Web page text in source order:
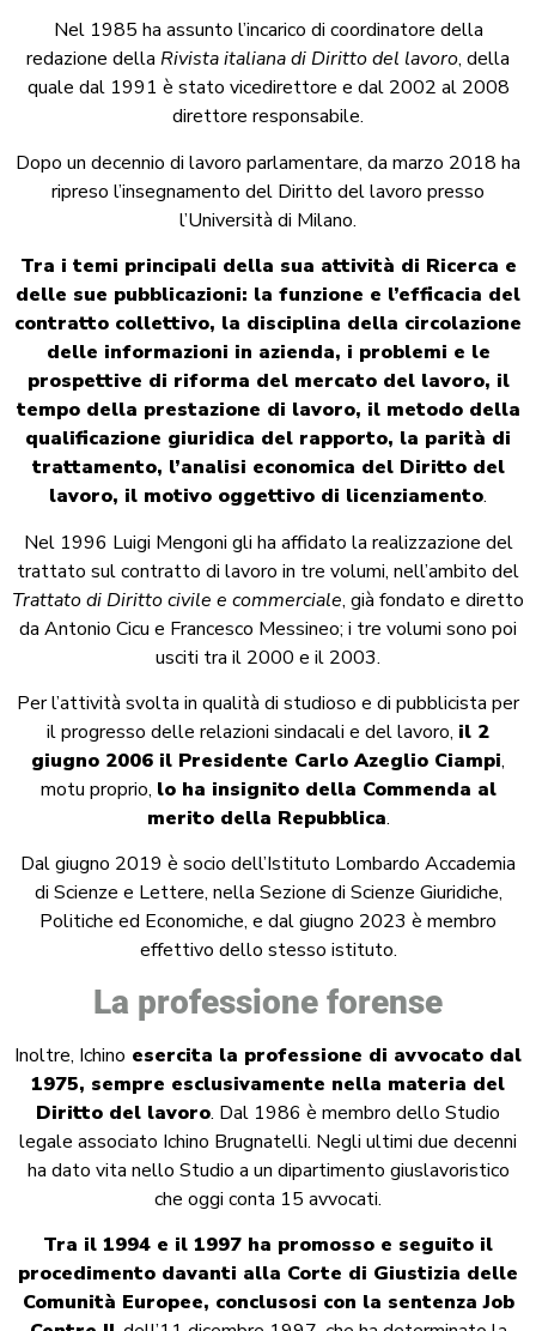
Nel 1985 ha assunto l’incarico di coordinatore della
redazione della Rivista italiana di Diritto del lavoro, della
quale dal 1991 è stato vicedirettore e dal 2002 al 2008
direttore responsabile.
Dopo un decennio di lavoro parlamentare, da marzo 2018 ha
ripreso l’insegnamento del Diritto del lavoro presso
l’Università di Milano.
Tra i temi principali della sua attività di Ricerca e
delle sue pubblicazioni: la funzione e l’efficacia del
contratto collettivo, la disciplina della circolazione
delle informazioni in azienda, i problemi e le
prospettive di riforma del mercato del lavoro, il
tempo della prestazione di lavoro, il metodo della
qualificazione giuridica del rapporto, la parità di
trattamento, l’analisi economica del Diritto del
lavoro, il motivo oggettivo di licenziamento.
Nel 1996 Luigi Mengoni gli ha affidato la realizzazione del
trattato sul contratto di lavoro in tre volumi, nell’ambito del
Trattato di Diritto civile e commerciale, già fondato e diretto
da Antonio Cicu e Francesco Messineo; i tre volumi sono poi
usciti tra il 2000 e il 2003.
Per l’attività svolta in qualità di studioso e di pubblicista per
il progresso delle relazioni sindacali e del lavoro, il 2
giugno 2006 il Presidente Carlo Azeglio Ciampi,
motu proprio, lo ha insignito della Commenda al
merito della Repubblica.
Dal giugno 2019 è socio dell’Istituto Lombardo Accademia
di Scienze e Lettere, nella Sezione di Scienze Giuridiche,
Politiche ed Economiche, e dal giugno 2023 è membro
effettivo dello stesso istituto.
La professione forense
Inoltre, Ichino esercita la professione di avvocato dal
1975, sempre esclusivamente nella materia del
Diritto del lavoro. Dal 1986 è membro dello Studio
legale associato Ichino Brugnatelli. Negli ultimi due decenni
ha dato vita nello Studio a un dipartimento giuslavoristico
che oggi conta 15 avvocati.
Tra il 1994 e il 1997 ha promosso e seguito il
procedimento davanti alla Corte di Giustizia delle
Comunità Europee, conclusosi con la sentenza Job